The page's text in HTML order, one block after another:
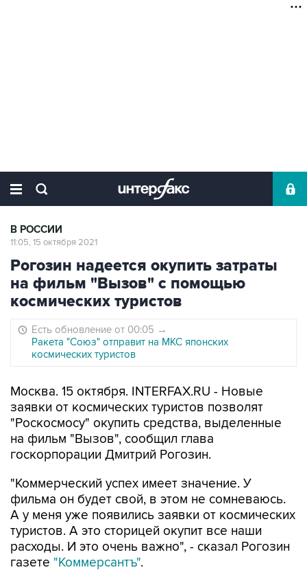
В РОССИИ
11:05, 15 октября 2021
Рогозин надеется окупить затраты
на фильм "Вызов" с помощью
космических туристов
Есть обновление от 00:05 →
Ракета "Союз" отправит на МКС японских
космических туристов
Москва. 15 октября. INTERFAX.RU - Новые
заявки от космических туристов позволят
"Роскосмосу" окупить средства, выделенные
на фильм "Вызов", сообщил глава
госкорпорации Дмитрий Рогозин.
"Коммерческий успех имеет значение. У
фильма он будет свой, в этом не сомневаюсь.
А у меня уже появились заявки от космических
туристов. А это сторицей окупит все наши
расходы. И это очень важно", - сказал Рогозин
газете "Коммерсантъ".